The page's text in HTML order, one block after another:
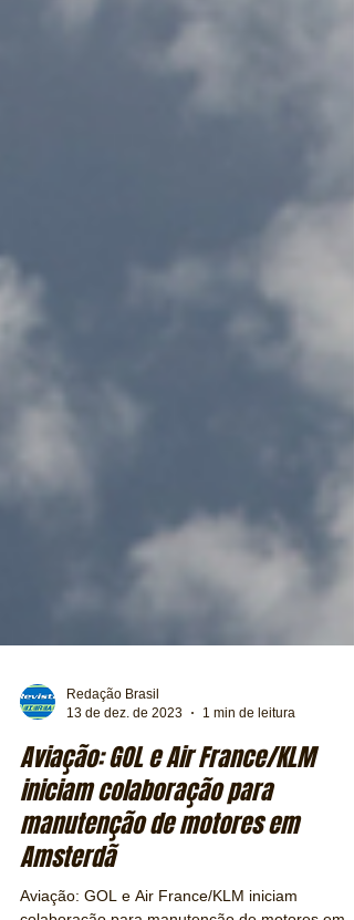
13 de dez. de 2023
1 min de leitura
Aviação: GOL e Air France/KLM
iniciam colaboração para
manutenção de motores em
Amsterdã